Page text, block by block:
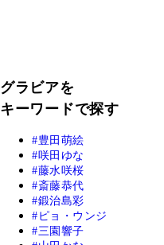
グラビアを
キーワードで探す
豊田萌絵
咲田ゆな
藤水咲桜
斎藤恭代
鍛治島彩
ピョ・ウンジ
三園響子